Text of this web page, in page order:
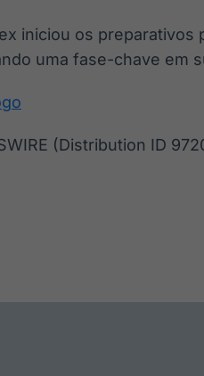
(Distribution ID